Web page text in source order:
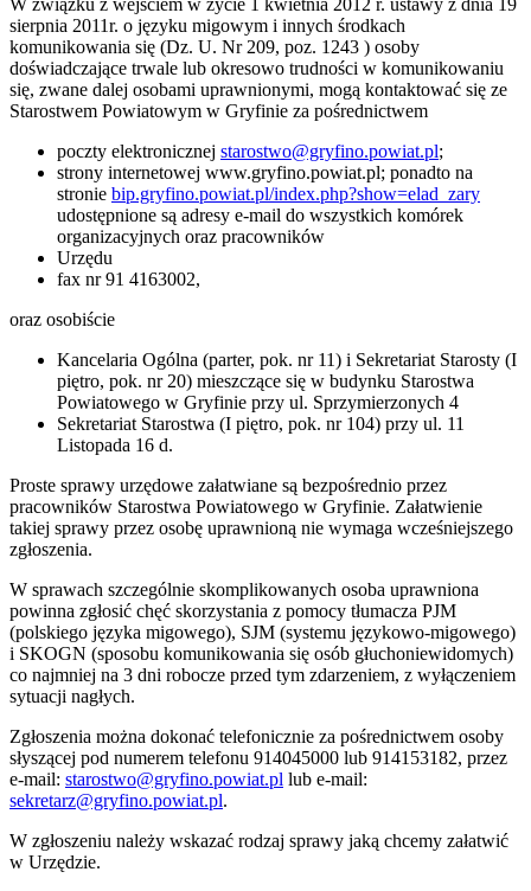
W związku z wejściem w życie 1 kwietnia 2012 r. ustawy z dnia 19
sierpnia 2011r. o języku migowym i innych środkach
komunikowania się (Dz. U. Nr 209, poz. 1243 ) osoby
doświadczające trwale lub okresowo trudności w komunikowaniu
się, zwane dalej osobami uprawnionymi, mogą kontaktować się ze
Starostwem Powiatowym w Gryfinie za pośrednictwem
poczty elektronicznej starostwo@gryfino.powiat.pl;
strony internetowej www.gryfino.powiat.pl; ponadto na
stronie bip.gryfino.powiat.pl/index.php?show=elad_zary
udostępnione są adresy e-mail do wszystkich komórek
organizacyjnych oraz pracowników
Urzędu
fax nr 91 4163002,
oraz osobiście
Kancelaria Ogólna (parter, pok. nr 11) i Sekretariat Starosty (I
piętro, pok. nr 20) mieszczące się w budynku Starostwa
Powiatowego w Gryfinie przy ul. Sprzymierzonych 4
Sekretariat Starostwa (I piętro, pok. nr 104) przy ul. 11
Listopada 16 d.
Proste sprawy urzędowe załatwiane są bezpośrednio przez
pracowników Starostwa Powiatowego w Gryfinie. Załatwienie
takiej sprawy przez osobę uprawnioną nie wymaga wcześniejszego
zgłoszenia.
W sprawach szczególnie skomplikowanych osoba uprawniona
powinna zgłosić chęć skorzystania z pomocy tłumacza PJM
(polskiego języka migowego), SJM (systemu językowo-migowego)
i SKOGN (sposobu komunikowania się osób głuchoniewidomych)
co najmniej na 3 dni robocze przed tym zdarzeniem, z wyłączeniem
sytuacji nagłych.
Zgłoszenia można dokonać telefonicznie za pośrednictwem osoby
słyszącej pod numerem telefonu 914045000 lub 914153182, przez
e-mail: starostwo@gryfino.powiat.pl lub e-mail:
sekretarz@gryfino.powiat.pl.
W zgłoszeniu należy wskazać rodzaj sprawy jaką chcemy załatwić
w Urzędzie.